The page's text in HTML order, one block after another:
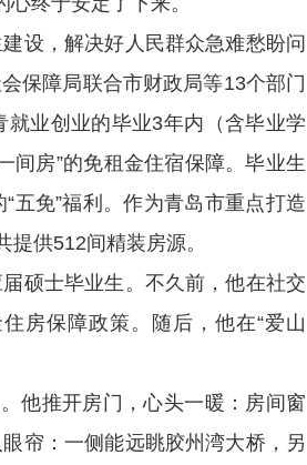
设，解决好人民群众急难愁盼问
保障局联合市财政局等13个部门
业创业的毕业3年内（含毕业学
间房”的免租金住宿保障。毕业生
五免”福利。作为青岛市重点打造
供512间精装房源。
硕士毕业生。不久前，他在社交
房保障政策。随后，他在“爱山
推开房门，心头一暖：房间窗
帘：一侧能远眺胶州湾大桥，另